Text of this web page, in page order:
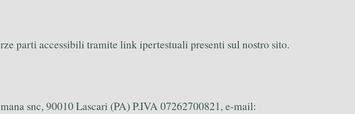
parti accessibili tramite link ipertestuali presenti sul nostro sito.
snc, 90010 Lascari (PA) P.IVA 07262700821, e-mail: